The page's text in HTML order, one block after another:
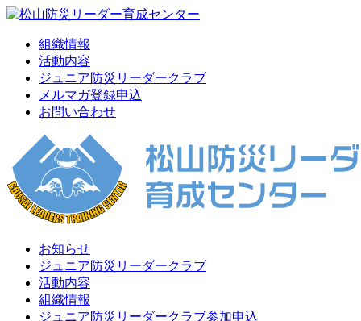
組織情報
活動内容
ジュニア防災リーダークラブ
メルマガ登録申込
お問い合わせ
お知らせ
ジュニア防災リーダークラブ
活動内容
組織情報
ジュニア防災リーダークラブ参加申込